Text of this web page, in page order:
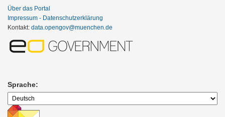
Über das Portal
Impressum - Datenschutzerklärung
Kontakt: data.opengov@muenchen.de
Sprache